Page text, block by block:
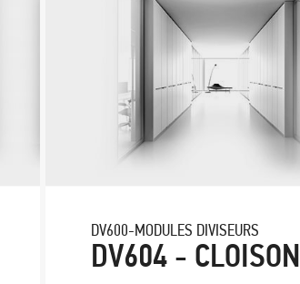
DV600-MODULES DIVISEURS
DV604 - CLOISON